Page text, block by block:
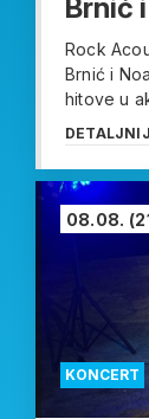
Brnić
Rock
Brnić i
hitove u
KONCERT
08.08.